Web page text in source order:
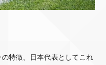
特徴、日本代表としてこれ